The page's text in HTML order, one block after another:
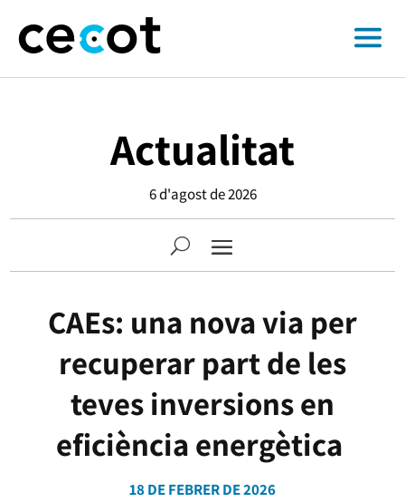
Actualitat
6 d'agost de 2026
CAEs: una nova via per
recuperar part de les
teves inversions en
eficiència energètica
18 DE FEBRER DE 2026